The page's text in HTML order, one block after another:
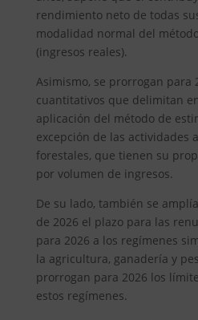
rendimiento neto de todas
modalidad normal del
(ingresos reales).
Asimismo, se prorrogan para
cuantitativos que delimitan
aplicación del método de
excepción de las actividades
forestales, que tienen su
por volumen de ingresos.
De su lado, también se
de 2026 el plazo para las
para 2026 a los regímenes
la agricultura, ganadería y
prorrogan para 2026 los
estos regímenes.